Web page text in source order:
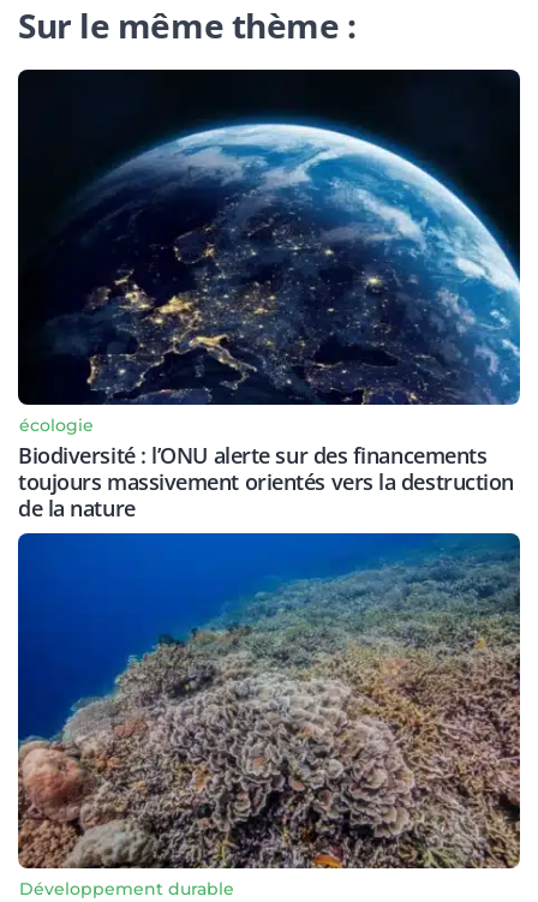
Sur le même thème :
écologie
Biodiversité : l’ONU alerte sur des financements
toujours massivement orientés vers la destruction
de la nature
Développement durable